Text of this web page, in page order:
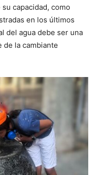
capacidad, como
en los últimos
del agua debe ser una
de la cambiante